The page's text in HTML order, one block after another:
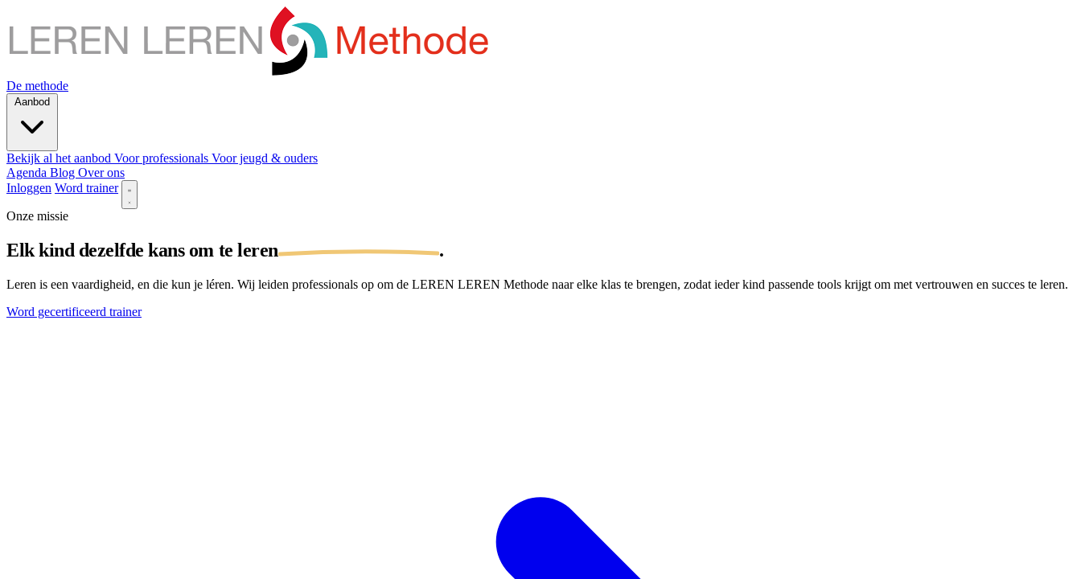
De methode
Bekijk al het aanbod Voor professionals Voor jeugd & ouders
Agenda Blog Over ons
Inloggen Word trainer
Onze missie
Elk kind dezelfde kans om teleren .
Leren is een vaardigheid, en die kun je léren. Wij leiden professionals op om de LEREN LEREN Methode naar elke klas te brengen, zodat ieder kind passende tools krijgt om met vertrouwen en succes te leren.
Word gecertificeerd trainer